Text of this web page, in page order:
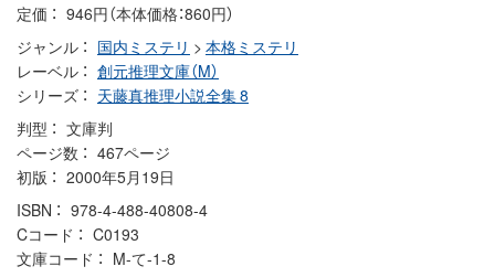
定価
946円（本体価格：860円）
ジャンル
国内ミステリ > 本格ミステリ
レーベル
創元推理文庫（M）
シリーズ
天藤真推理小説全集 8
判型
文庫判
ページ数
467ページ
初版
2000年5月19日
ISBN
978-4-488-40808-4
Cコード
C0193
文庫コード
M-て-1-8